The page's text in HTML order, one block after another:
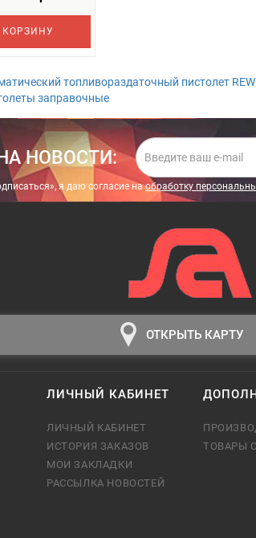
КОРЗИНУ
топливораздаточный пистолет
заправочные
НОВОСТИ:
я даю cогласие наобработку
ОТКРЫТЬ КАРТУ
ЛИЧНЫЙ КАБИНЕТ
ЛИЧНЫЙ КАБИНЕТ
ИСТОРИЯ ЗАКАЗОВ
МОИ ЗАКЛАДКИ
РАССЫЛКА НОВОСТЕЙ
ТОВАРЫ